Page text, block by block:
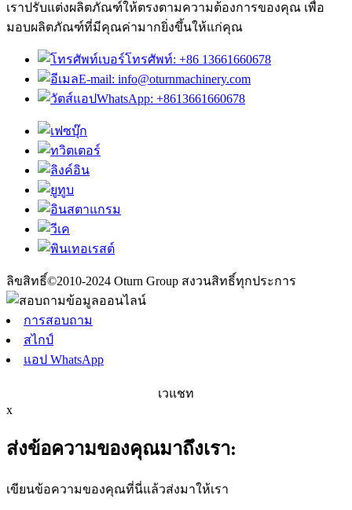
เราปรับแต่งผลิตภัณฑ์ให้ตรงตามความต้องการของคุณ เพื่อ
มอบผลิตภัณฑ์ที่มีคุณค่ามากยิ่งขึ้นให้แก่คุณ
เบอร์โทรศัพท์: +86 13661660678
E-mail: info@oturnmachinery.com
WhatsApp: +8613661660678
ลิขสิทธิ์©2010-2024 Oturn Group สงวนสิทธิ์ทุกประการ
การสอบถาม
สไกป์
แอป WhatsApp
เวแชท
x
ส่งข้อความของคุณมาถึงเรา:
เขียนข้อความของคุณที่นี่แล้วส่งมาให้เรา